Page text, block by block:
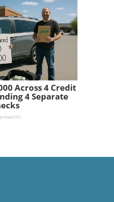
Across 4 Credit
4 Separate